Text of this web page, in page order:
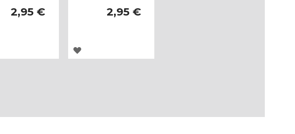
2,95 € 2,95 €
AGREGAR